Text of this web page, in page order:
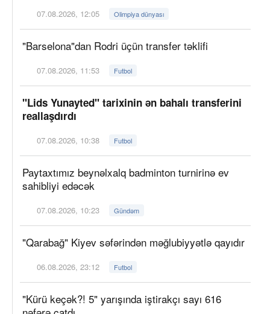
07.08.2026, 12:05 Olimpiya dünyası
"Barselona"dan Rodri üçün transfer təklifi
07.08.2026, 11:53 Futbol
"Lids Yunayted" tarixinin ən bahalı transferini
reallaşdırdı
07.08.2026, 10:38 Futbol
Paytaxtımız beynəlxalq badminton turnirinə ev
sahibliyi edəcək
07.08.2026, 10:23 Gündəm
"Qarabağ" Kiyev səfərindən məğlubiyyətlə qayıdır
06.08.2026, 23:12 Futbol
"Kürü keçək?! 5" yarışında iştirakçı sayı 616